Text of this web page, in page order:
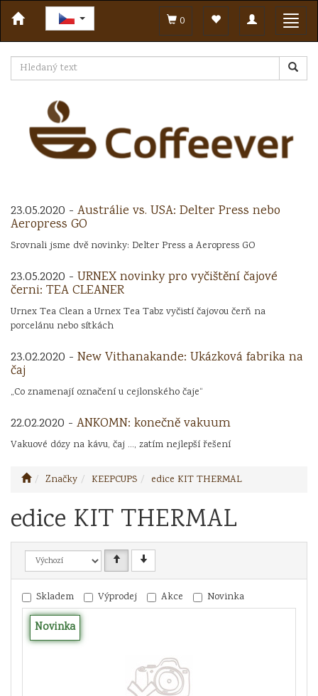
Toggle
navigation
0
23.05.2020 - Austrálie vs. USA: Delter Press nebo
Aeropress GO
Srovnali jsme dvě novinky: Delter Press a Aeropress GO
23.05.2020 - URNEX novinky pro vyčištění čajové
černi: TEA CLEANER
Urnex Tea Clean a Urnex Tea Tabz vyčistí čajovou čerň na
porcelánu nebo sítkách
23.02.2020 - New Vithanakande: Ukázková fabrika na
čaj
„Co znamenají označení u cejlonského čaje“
22.02.2020 - ANKOMN: konečně vakuum
Vakuové dózy na kávu, čaj ..., zatím nejlepší řešení
Značky KEEPCUPS edice KIT THERMAL
edice KIT THERMAL
Skladem Výprodej Akce Novinka
Novinka